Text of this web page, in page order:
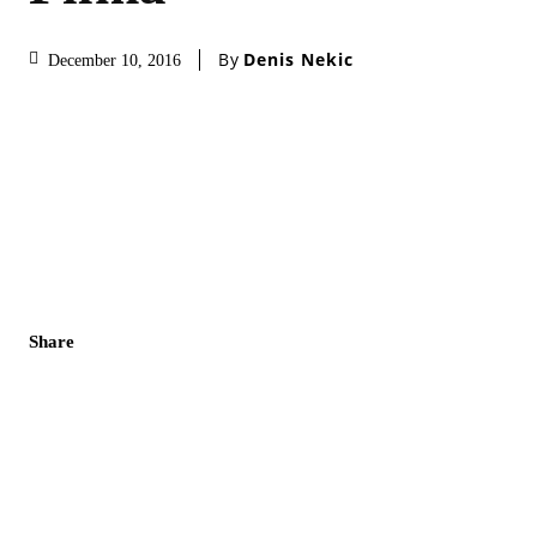
December 10, 2016 By Denis Nekic
Share